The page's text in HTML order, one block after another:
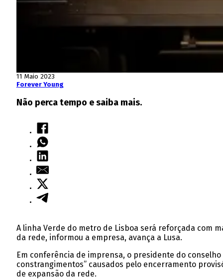
11 Maio 2023
Forever Young
Não perca tempo e saiba mais.
A linha Verde do metro de Lisboa será reforçada com
da rede, informou a empresa, avança a Lusa.
Em conferência de imprensa, o presidente do
constrangimentos” causados pelo encerramento
de expansão da rede.